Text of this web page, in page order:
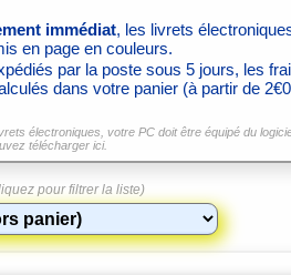
immédiat, les livrets
en page en couleurs.
par la poste sous 5 jours, les
dans votre panier (à partir de
électroniques, votre PC doit être équipé du
télécharger ici.
pour filtrer la liste)